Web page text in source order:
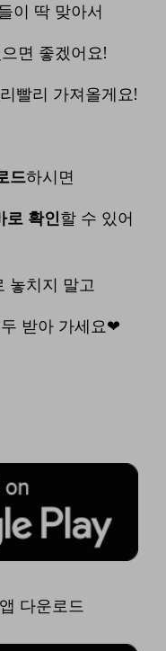
이 딱 맞아서
면 좋겠어요!
빨리 가져올게요!
드하시면
로 확인할 수 있어
놓치지 말고
받아 가세요❤
다운로드